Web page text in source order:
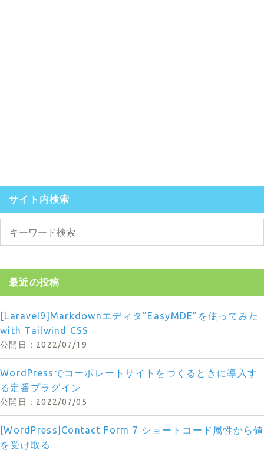
サイト内検索
最近の投稿
[Laravel9]Markdownエディタ”EasyMDE”を使ってみた
with Tailwind CSS
2022/07/19
WordPressでコーポレートサイトをつくるときに導入す
る定番プラグイン
2022/07/05
[WordPress]Contact Form 7 ショートコード属性から値
を受け取る